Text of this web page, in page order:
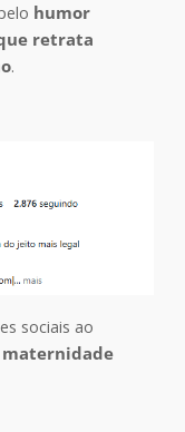
humor
retrata
.
sociais ao
maternidade